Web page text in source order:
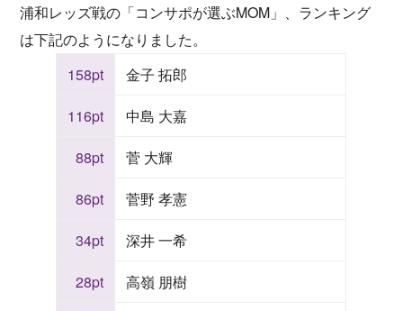
浦和レッズ戦の「コンサポが選ぶMOM」、ランキング
は下記のようになりました。
158pt
金子 拓郎
116pt
中島 大嘉
88pt
菅 大輝
86pt
菅野 孝憲
34pt
深井 一希
28pt
高嶺 朋樹